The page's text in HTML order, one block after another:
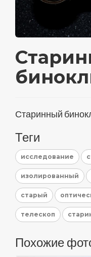
Старинный
Теги
исследование
изолированный
старый
телескоп
Похожие